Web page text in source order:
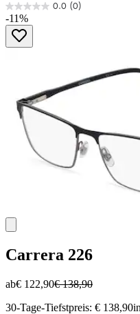
0.0 (0)
0.0
von
Sternen.
-11%
Carrera 226
ab€ 122,90€ 138,90
30-Tage-Tiefstpreis: € 138,90